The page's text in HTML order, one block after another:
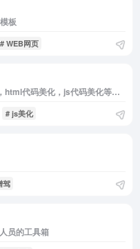
板
# WEB网页
格式美化工具是在线CSS代码美化，html代码美化，js代码美化等工具
# js美化
驾
员的工具箱